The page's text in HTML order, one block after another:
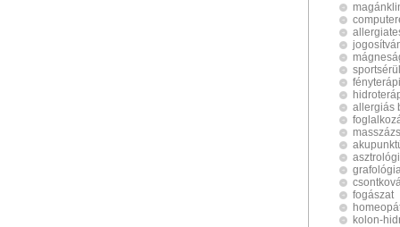
allergiás
masszázs
fogászat
kolon-